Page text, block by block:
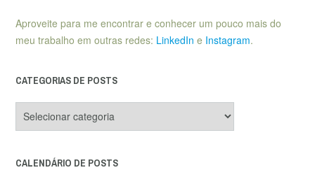
Aproveite para me encontrar e conhecer um pouco mais do
meu trabalho em outras redes: LinkedIn e Instagram.
CATEGORIAS DE POSTS
de
CALENDÁRIO DE POSTS